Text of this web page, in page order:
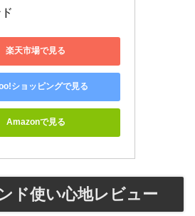
楽天市場で見る
ショッピングで見る
Amazonで見る
ド使い心地レビュー